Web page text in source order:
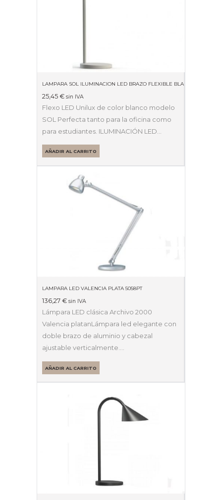
LAMPARA SOL ILUMINACION LED BRAZO FLEXIBLE BLANCA 400077404
25,45 € sin IVA
Flexo LED Unilux de color blanco modelo
SOL Perfecta tanto para la oficina como
para estudiantes. ILUMINACIÓN LED…
AÑADIR AL CARRITO
LAMPARA LED VALENCIA PLATA 5058PT
136,27 € sin IVA
Lámpara LED clásica Archivo 2000
Valencia platanLámpara led elegante con
doble brazo de aluminio y cabezal
ajustable verticalmente.…
AÑADIR AL CARRITO